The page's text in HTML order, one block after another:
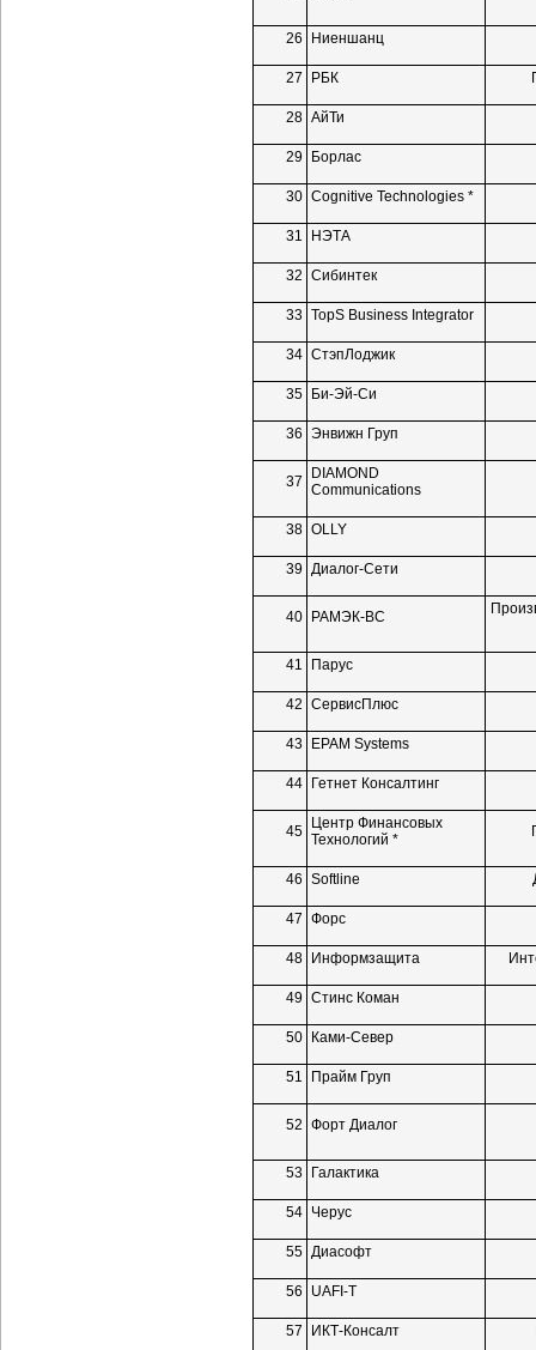
26 Ниеншанц
27 РБК
28 АйТи
29 Борлас
30 Cognitive Technologies *
31 НЭТА
32 Сибинтек
33 TopS Business Integrator
34 СтэпЛоджик
35 Би-Эй-Си
36 Энвижн Груп
37
DIAMOND
Communications
38 OLLY
39 Диалог-Сети
40 РАМЭК-ВС
41 Парус
42 СервисПлюс
43 EPAM Systems
44 Гетнет Консалтинг
45
Центр Финансовых
Технологий *
46 Softline
47 Форс
48 Информзащита
49 Стинс Коман
50 Ками-Север
51 Прайм Груп
52 Форт Диалог
53 Галактика
54 Черус
55 Диасофт
56 UAFI-T
57 ИКТ-Консалт